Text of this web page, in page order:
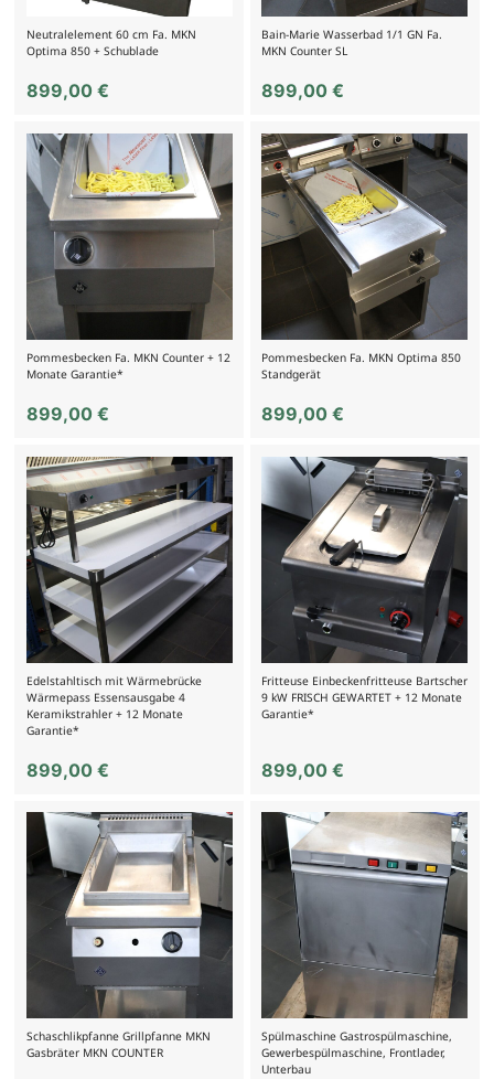
Neutralelement 60 cm Fa. MKN
Optima 850 + Schublade
899,00 €
Bain-Marie Wasserbad 1/1 GN Fa.
MKN Counter SL
899,00€
Pommesbecken Fa. MKN Counter + 12
Monate Garantie*
899,00 €
Pommesbecken Fa. MKN Optima 850
Standgerät
899,00€
Edelstahltisch mit Wärmebrücke
Wärmepass Essensausgabe 4
Keramikstrahler + 12 Monate
Garantie*
899,00 €
Fritteuse Einbeckenfritteuse Bartscher
9 kW FRISCH GEWARTET + 12 Monate
Garantie*
899,00€
Schaschlikpfanne Grillpfanne MKN
Gasbräter MKN COUNTER
Spülmaschine Gastrospülmaschine,
Gewerbespülmaschine, Frontlader,
Unterbau